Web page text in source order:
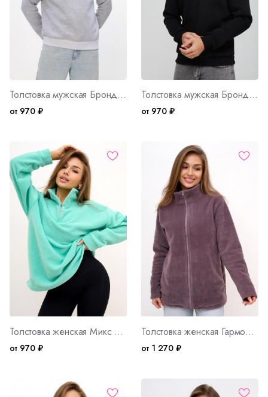
Толстовка мужская Бронд Е WB Арт. 10621
от 970 ₽
Толстовка мужская Бронд Ч WB Арт. 10620
от 970 ₽
Толстовка женская Микс М WB Арт. 10618
от 970 ₽
Толстовка женская Гармония Д WB Арт. 10612
от 1 270 ₽